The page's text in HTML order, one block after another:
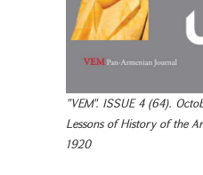
"VEM". ISSUE 4 (64).
Lessons of History of the
1920